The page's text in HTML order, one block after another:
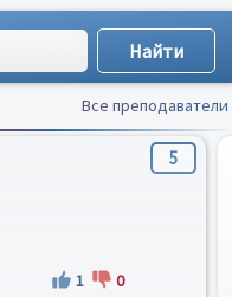
Все преподаватели
5
1 0